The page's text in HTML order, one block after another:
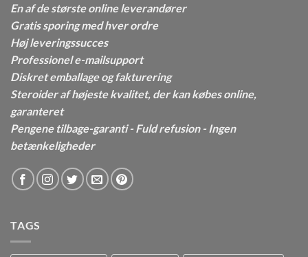
En af de største online leverandører
Gratis sporing med hver ordre
Høj leveringssucces
Professionel e-mailsupport
Diskret emballage og fakturering
Steroider af højeste kvalitet, der kan købes online,
garanteret
Pengene tilbage-garanti - Fuld refusion - Ingen
betænkeligheder
TAGS